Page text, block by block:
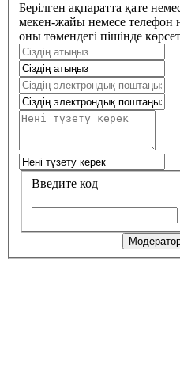
Берілген ақпаратта қате
мекен-жайы немесе телефон
оны төмендегі пішінде
Введите код